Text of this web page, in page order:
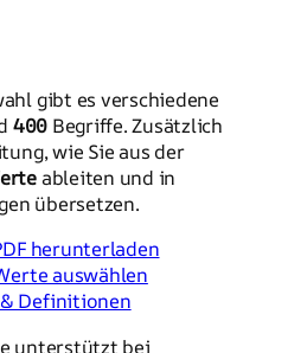
gibt es verschiedene
400 Begriffe. Zusätzlich
wie Sie aus der
ableiten und in
übersetzen.
herunterladen
auswählen
Definitionen
unterstützt bei